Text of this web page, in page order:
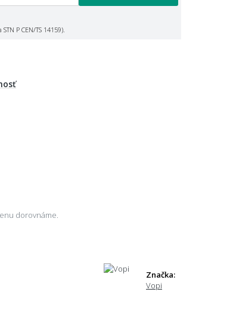
P CEN/TS 14159).
dorovnáme.
Značka:
Vopi